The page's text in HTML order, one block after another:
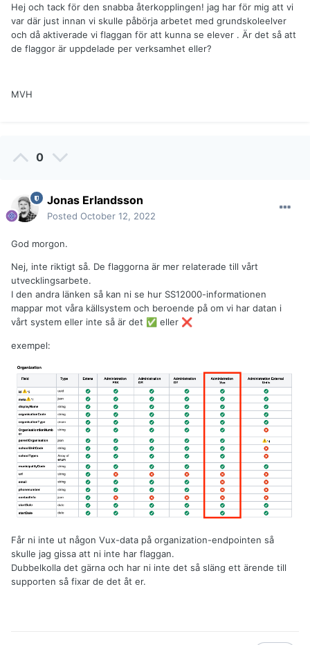
Hej och tack för den snabba återkopplingen! jag har för mig att vi
var där just innan vi skulle påbörja arbetet med grundskoleelver
och då aktiverade vi flaggan för att kunna se elever . Är det så att
de flaggor är uppdelade per verksamhet eller?
MVH
0
Jonas Erlandsson
Posted October 12, 2022
God morgon.
Nej, inte riktigt så. De flaggorna är mer relaterade till vårt
utvecklingsarbete.
I den andra länken så kan ni se hur SS12000-informationen
mappar mot våra källsystem och beroende på om vi har datan i
vårt system eller inte så är det ✅ eller ❌
exempel:
Får ni inte ut någon Vux-data på organization-endpointen så
skulle jag gissa att ni inte har flaggan.
Dubbelkolla det gärna och har ni inte det så släng ett ärende till
supporten så fixar de det åt er.